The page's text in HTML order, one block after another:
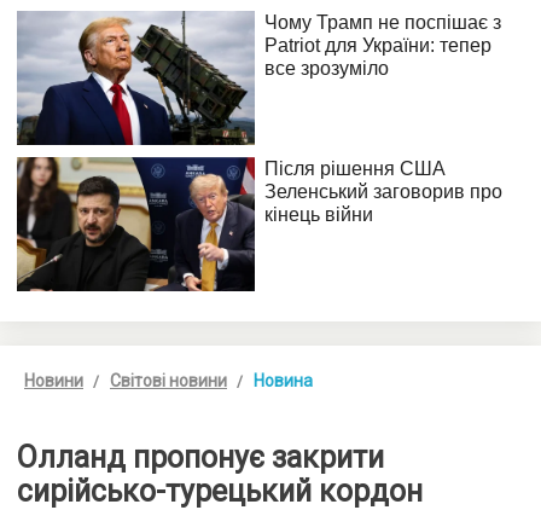
Новини Світові новини Новина
Олланд пропонує закрити
сирійсько-турецький кордон